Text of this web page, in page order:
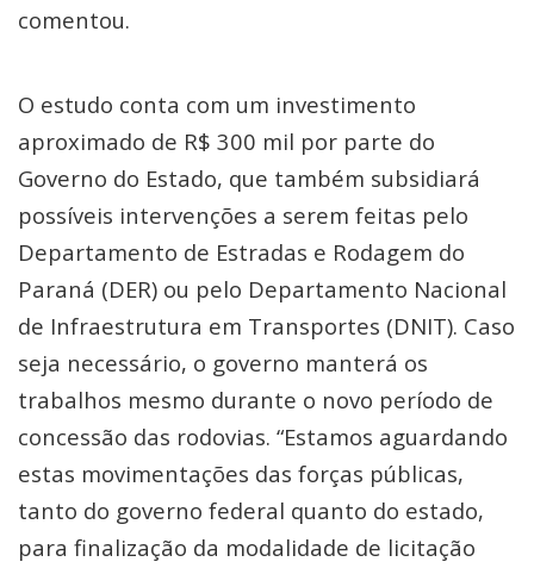
comentou.
O estudo conta com um investimento
aproximado de R$ 300 mil por parte do
Governo do Estado, que também subsidiará
possíveis intervenções a serem feitas pelo
Departamento de Estradas e Rodagem do
Paraná (DER) ou pelo Departamento Nacional
de Infraestrutura em Transportes (DNIT). Caso
seja necessário, o governo manterá os
trabalhos mesmo durante o novo período de
concessão das rodovias. “Estamos aguardando
estas movimentações das forças públicas,
tanto do governo federal quanto do estado,
para finalização da modalidade de licitação